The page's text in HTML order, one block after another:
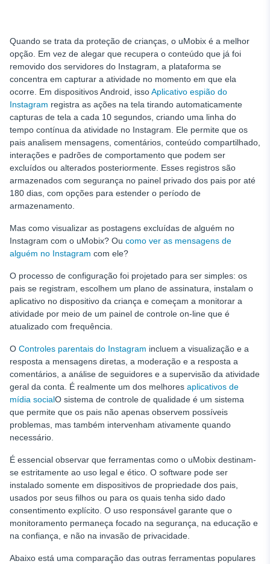
Quando se trata da proteção de crianças, o uMobix é a melhor
opção. Em vez de alegar que recupera o conteúdo que já foi
removido dos servidores do Instagram, a plataforma se
concentra em capturar a atividade no momento em que ela
ocorre. Em dispositivos Android, issoAplicativo espião do
Instagram registra as ações na tela tirando automaticamente
capturas de tela a cada 10 segundos, criando uma linha do
tempo contínua da atividade no Instagram. Ele permite que os
pais analisem mensagens, comentários, conteúdo compartilhado,
interações e padrões de comportamento que podem ser
excluídos ou alterados posteriormente. Esses registros são
armazenados com segurança no painel privado dos pais por até
180 dias, com opções para estender o período de
armazenamento.
Mas como visualizar as postagens excluídas de alguém no
Instagram com o uMobix? Ou como ver as mensagens de
alguém no Instagram com ele?
O processo de configuração foi projetado para ser simples: os
pais se registram, escolhem um plano de assinatura, instalam o
aplicativo no dispositivo da criança e começam a monitorar a
atividade por meio de um painel de controle on-line que é
atualizado com frequência.
O Controles parentais do Instagram incluem a visualização e a
resposta a mensagens diretas, a moderação e a resposta a
comentários, a análise de seguidores e a supervisão da atividade
geral da conta. É realmente um dos melhores aplicativos de
mídia socialO sistema de controle de qualidade é um sistema
que permite que os pais não apenas observem possíveis
problemas, mas também intervenham ativamente quando
necessário.
É essencial observar que ferramentas como o uMobix destinam-
se estritamente ao uso legal e ético. O software pode ser
instalado somente em dispositivos de propriedade dos pais,
usados por seus filhos ou para os quais tenha sido dado
consentimento explícito. O uso responsável garante que o
monitoramento permaneça focado na segurança, na educação e
na confiança, e não na invasão de privacidade.
Abaixo está uma comparação das outras ferramentas populares